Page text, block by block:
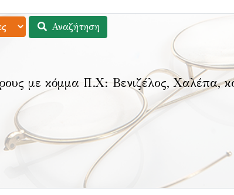
Αναζήτηση
με κόμμα Π.Χ: Βενιζέλος, Χαλέπα,